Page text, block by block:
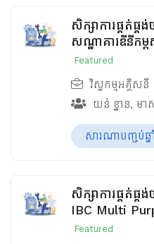
សិក្សាការផ្គត់ផ្
សណ្ឋាគារឌីនីកម្
Featured
វិស្វកម្មអគ្គិសនី
យន់ ខ្នាន, មា
សារណាបញ្ចប់ឆ្នាំ
សិក្សាការផ្គត់ផ្គ
IBC Multi
Featured